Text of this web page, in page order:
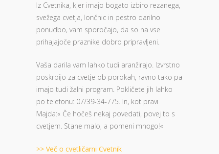
Iz Cvetnika, kjer imajo bogato izbiro rezanega,
svežega cvetja, lončnic in pestro darilno
ponudbo, vam sporočajo, da so na vse
prihajajoče praznike dobro pripravljeni.
Vaša darila vam lahko tudi aranžirajo. Izvrstno
poskrbijo za cvetje ob porokah, ravno tako pa
imajo tudi žalni program. Pokličete jih lahko
po telefonu: 07/39-34-775. In, kot pravi
Majda:« Če hočeš nekaj povedati, povej to s
cvetjem. Stane malo, a pomeni mnogo!«
>> Več o cvetličarni Cvetnik